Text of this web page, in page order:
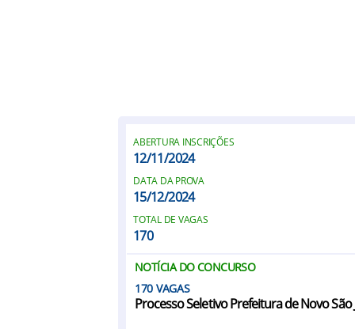
ABERTURA INSCRIÇÕES
12/11/2024
DATA DA PROVA
15/12/2024
TOTAL DE VAGAS
170
NOTÍCIA DO CONCURSO
170
Processo Seletivo Prefeitura de Novo